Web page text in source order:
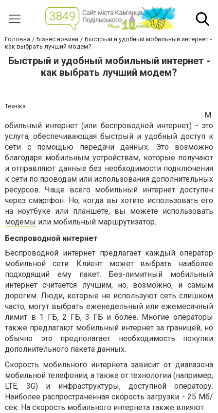
Головна Бізнес новини
Быстрый и удобный мобильный интернет -
как выбрать лучший модем?
Быстрый и удобный мобильный интернет -
как выбрать лучший модем?
Техніка
М
обильный интернет (или беспроводной интернет) - это
услуга, обеспечивающая быстрый и удобный доступ к
сети с помощью передачи данных. Это возможно
благодаря мобильным устройствам, которые получают
и отправляют данные без необходимости подключения
к сети по проводам или использования дополнительных
ресурсов. Чаще всего мобильный интернет доступен
через смартфон. Но, когда вы хотите использовать его
на ноутбуке или планшете, вы можете использовать
модемы или мобильный маршрутизатор.
Беспроводной интернет
Беспроводной интернет предлагает каждый оператор
мобильной сети. Клиент может выбрать наиболее
подходящий ему пакет. Без-лимитный мобильный
интернет считается лучшим, но, возможно, и самым
дорогим. Люди, которые не используют сеть слишком
часто, могут выбрать еженедельный или ежемесячный
лимит в 1 ГБ, 2 ГБ, 3 ГБ и более. Многие операторы
также предлагают мобильный интернет за границей, но
обычно это предполагает необходимость покупки
дополнительного пакета данных.
Скорость мобильного интернета зависит от диапазона
мобильной телефонии, а также от технологии (например,
LTE, 3G) и инфраструктуры, доступной оператору.
Наиболее распространенная скорость загрузки - 25 Мб/
сек. На скорость мобильного интернета также влияют: